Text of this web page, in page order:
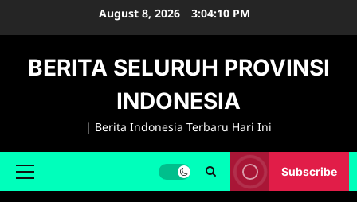
August 8, 2026 3:04:11 PM
BERITA SELURUH PROVINSI
INDONESIA
| Berita Indonesia Terbaru Hari Ini
Primary
Subscribe